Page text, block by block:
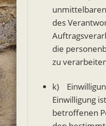
des
die
zu
k)
Einwilligung
betroffenen